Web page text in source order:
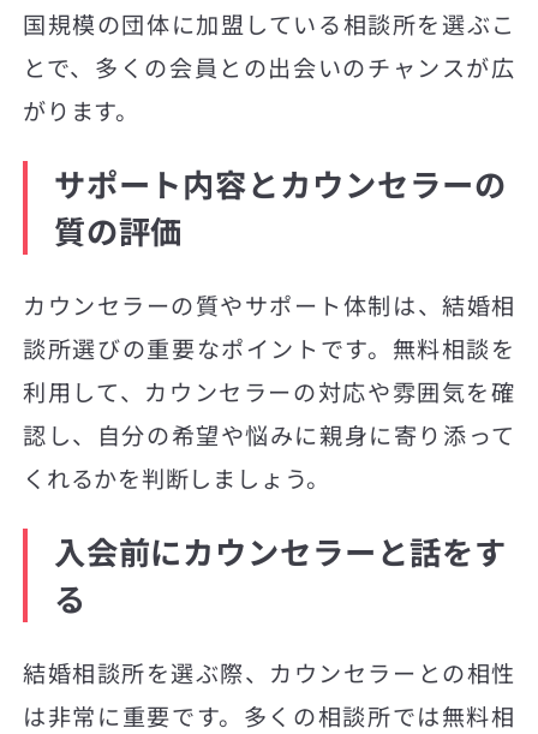
国規模の団体に加盟している相談所を選ぶこ
とで、多くの会員との出会いのチャンスが広
がります。
サポート内容とカウンセラーの
質の評価
カウンセラーの質やサポート体制は、結婚相
談所選びの重要なポイントです。無料相談を
利用して、カウンセラーの対応や雰囲気を確
認し、自分の希望や悩みに親身に寄り添って
くれるかを判断しましょう。
入会前にカウンセラーと話をす
る
結婚相談所を選ぶ際、カウンセラーとの相性
は非常に重要です。多くの相談所では無料相